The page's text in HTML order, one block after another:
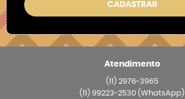
CADASTRAR
Atendimento
(11)2976-3965
(11) 99223-2530 (WhatsApp)